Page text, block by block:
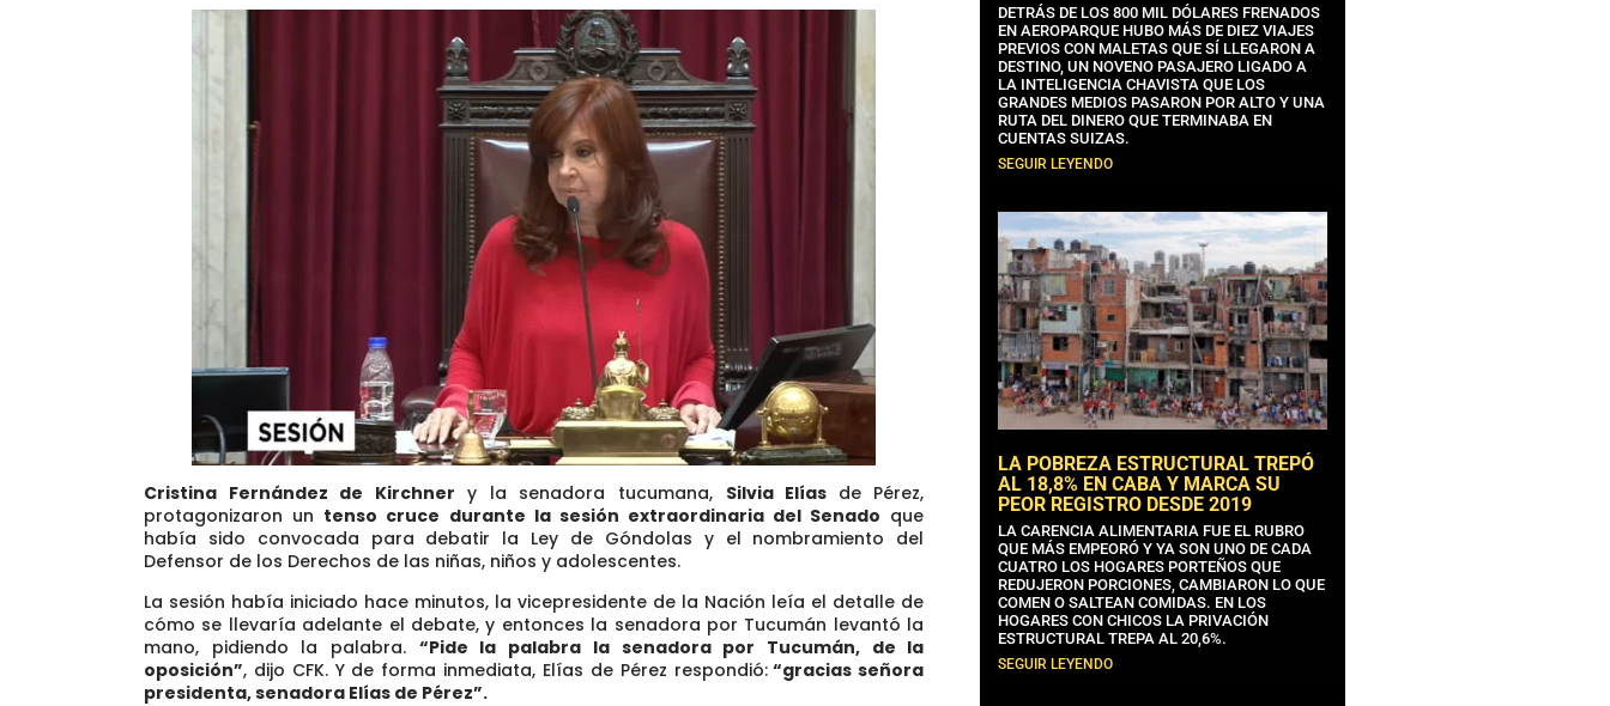
Cristina Fernández de Kirchner y la senadora tucumana, Silvia Elías de Pérez,
protagonizaron un tenso cruce durante la sesión extraordinaria del Senado que
había sido convocada para debatir la Ley de Góndolas y el nombramiento del
Defensor de los Derechos de las niñas, niños y adolescentes.
La sesión había iniciado hace minutos, la vicepresidente de la Nación leía el detalle de
cómo se llevaría adelante el debate, y entonces la senadora por Tucumán levantó la
mano, pidiendo la palabra. “Pide la palabra la senadora por Tucumán, de la
oposición”, dijo CFK. Y de forma inmediata, Elías de Pérez respondió:“gracias señora
presidenta, senadora Elías de Pérez”.
DETRÁS DE LOS 800 MIL DÓLARES FRENADOS
EN AEROPARQUE HUBO MÁS DE DIEZ VIAJES
PREVIOS CON MALETAS QUE SÍ LLEGARON A
DESTINO, UN NOVENO PASAJERO LIGADO A
LA INTELIGENCIA CHAVISTA QUE LOS
GRANDES MEDIOS PASARON POR ALTO Y UNA
RUTA DEL DINERO QUE TERMINABA EN
CUENTAS SUIZAS.
SEGUIR LEYENDO
LA POBREZA ESTRUCTURAL TREPÓ
AL 18,8% EN CABA Y MARCA SU
PEOR REGISTRO DESDE 2019
LA CARENCIA ALIMENTARIA FUE EL RUBRO
QUE MÁS EMPEORÓ Y YA SON UNO DE CADA
CUATRO LOS HOGARES PORTEÑOS QUE
REDUJERON PORCIONES, CAMBIARON LO QUE
COMEN O SALTEAN COMIDAS. EN LOS
HOGARES CON CHICOS LA PRIVACIÓN
ESTRUCTURAL TREPA AL 20,6%.
SEGUIR LEYENDO